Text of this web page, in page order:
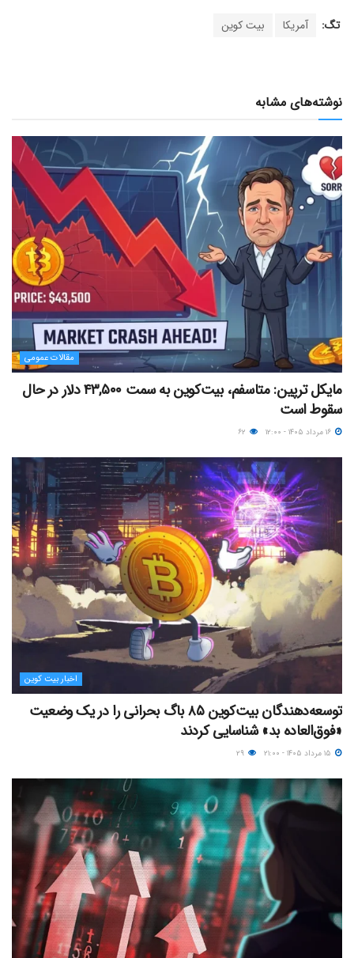
تگ: آمریکا بیت کوین
نوشته‌های مشابه
مقالات عمومی
مایکل ترپین: متاسفم، بیت‌کوین به سمت ۴۳,۵۰۰ دلار در حال
سقوط است
اخبار بیت کوین
توسعه‌دهندگان بیت‌کوین ۸۵ باگ بحرانی را در یک وضعیت
«فوق‌العاده بد» شناسایی کردند